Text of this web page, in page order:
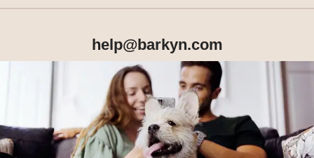
help@barkyn.com